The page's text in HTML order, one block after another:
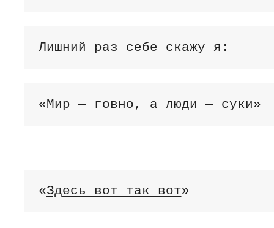
Лишний раз себе скажу я:
«Мир — говно, а люди — суки»
«Здесь вот так вот»